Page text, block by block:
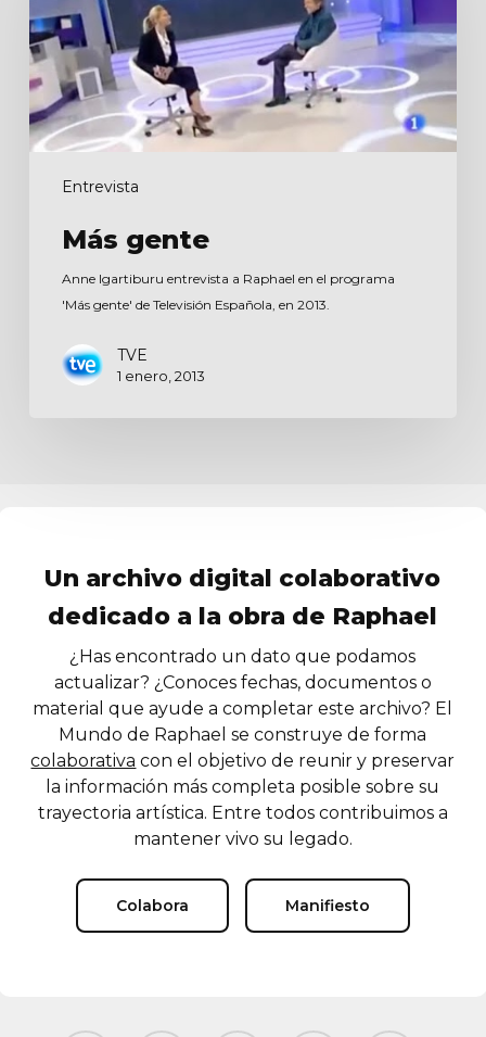
Entrevista
Más gente
Anne Igartiburu entrevista a Raphael en el programa
'Más gente' de Televisión Española, en 2013.
TVE
1 enero, 2013
Un archivo digital colaborativo
dedicado a la obra de Raphael
¿Has encontrado un dato que podamos
actualizar? ¿Conoces fechas, documentos o
material que ayude a completar este archivo? El
Mundo de Raphael se construye de forma
colaborativa con el objetivo de reunir y preservar
la información más completa posible sobre su
trayectoria artística. Entre todos contribuimos a
mantener vivo su legado.
Colabora Manifiesto